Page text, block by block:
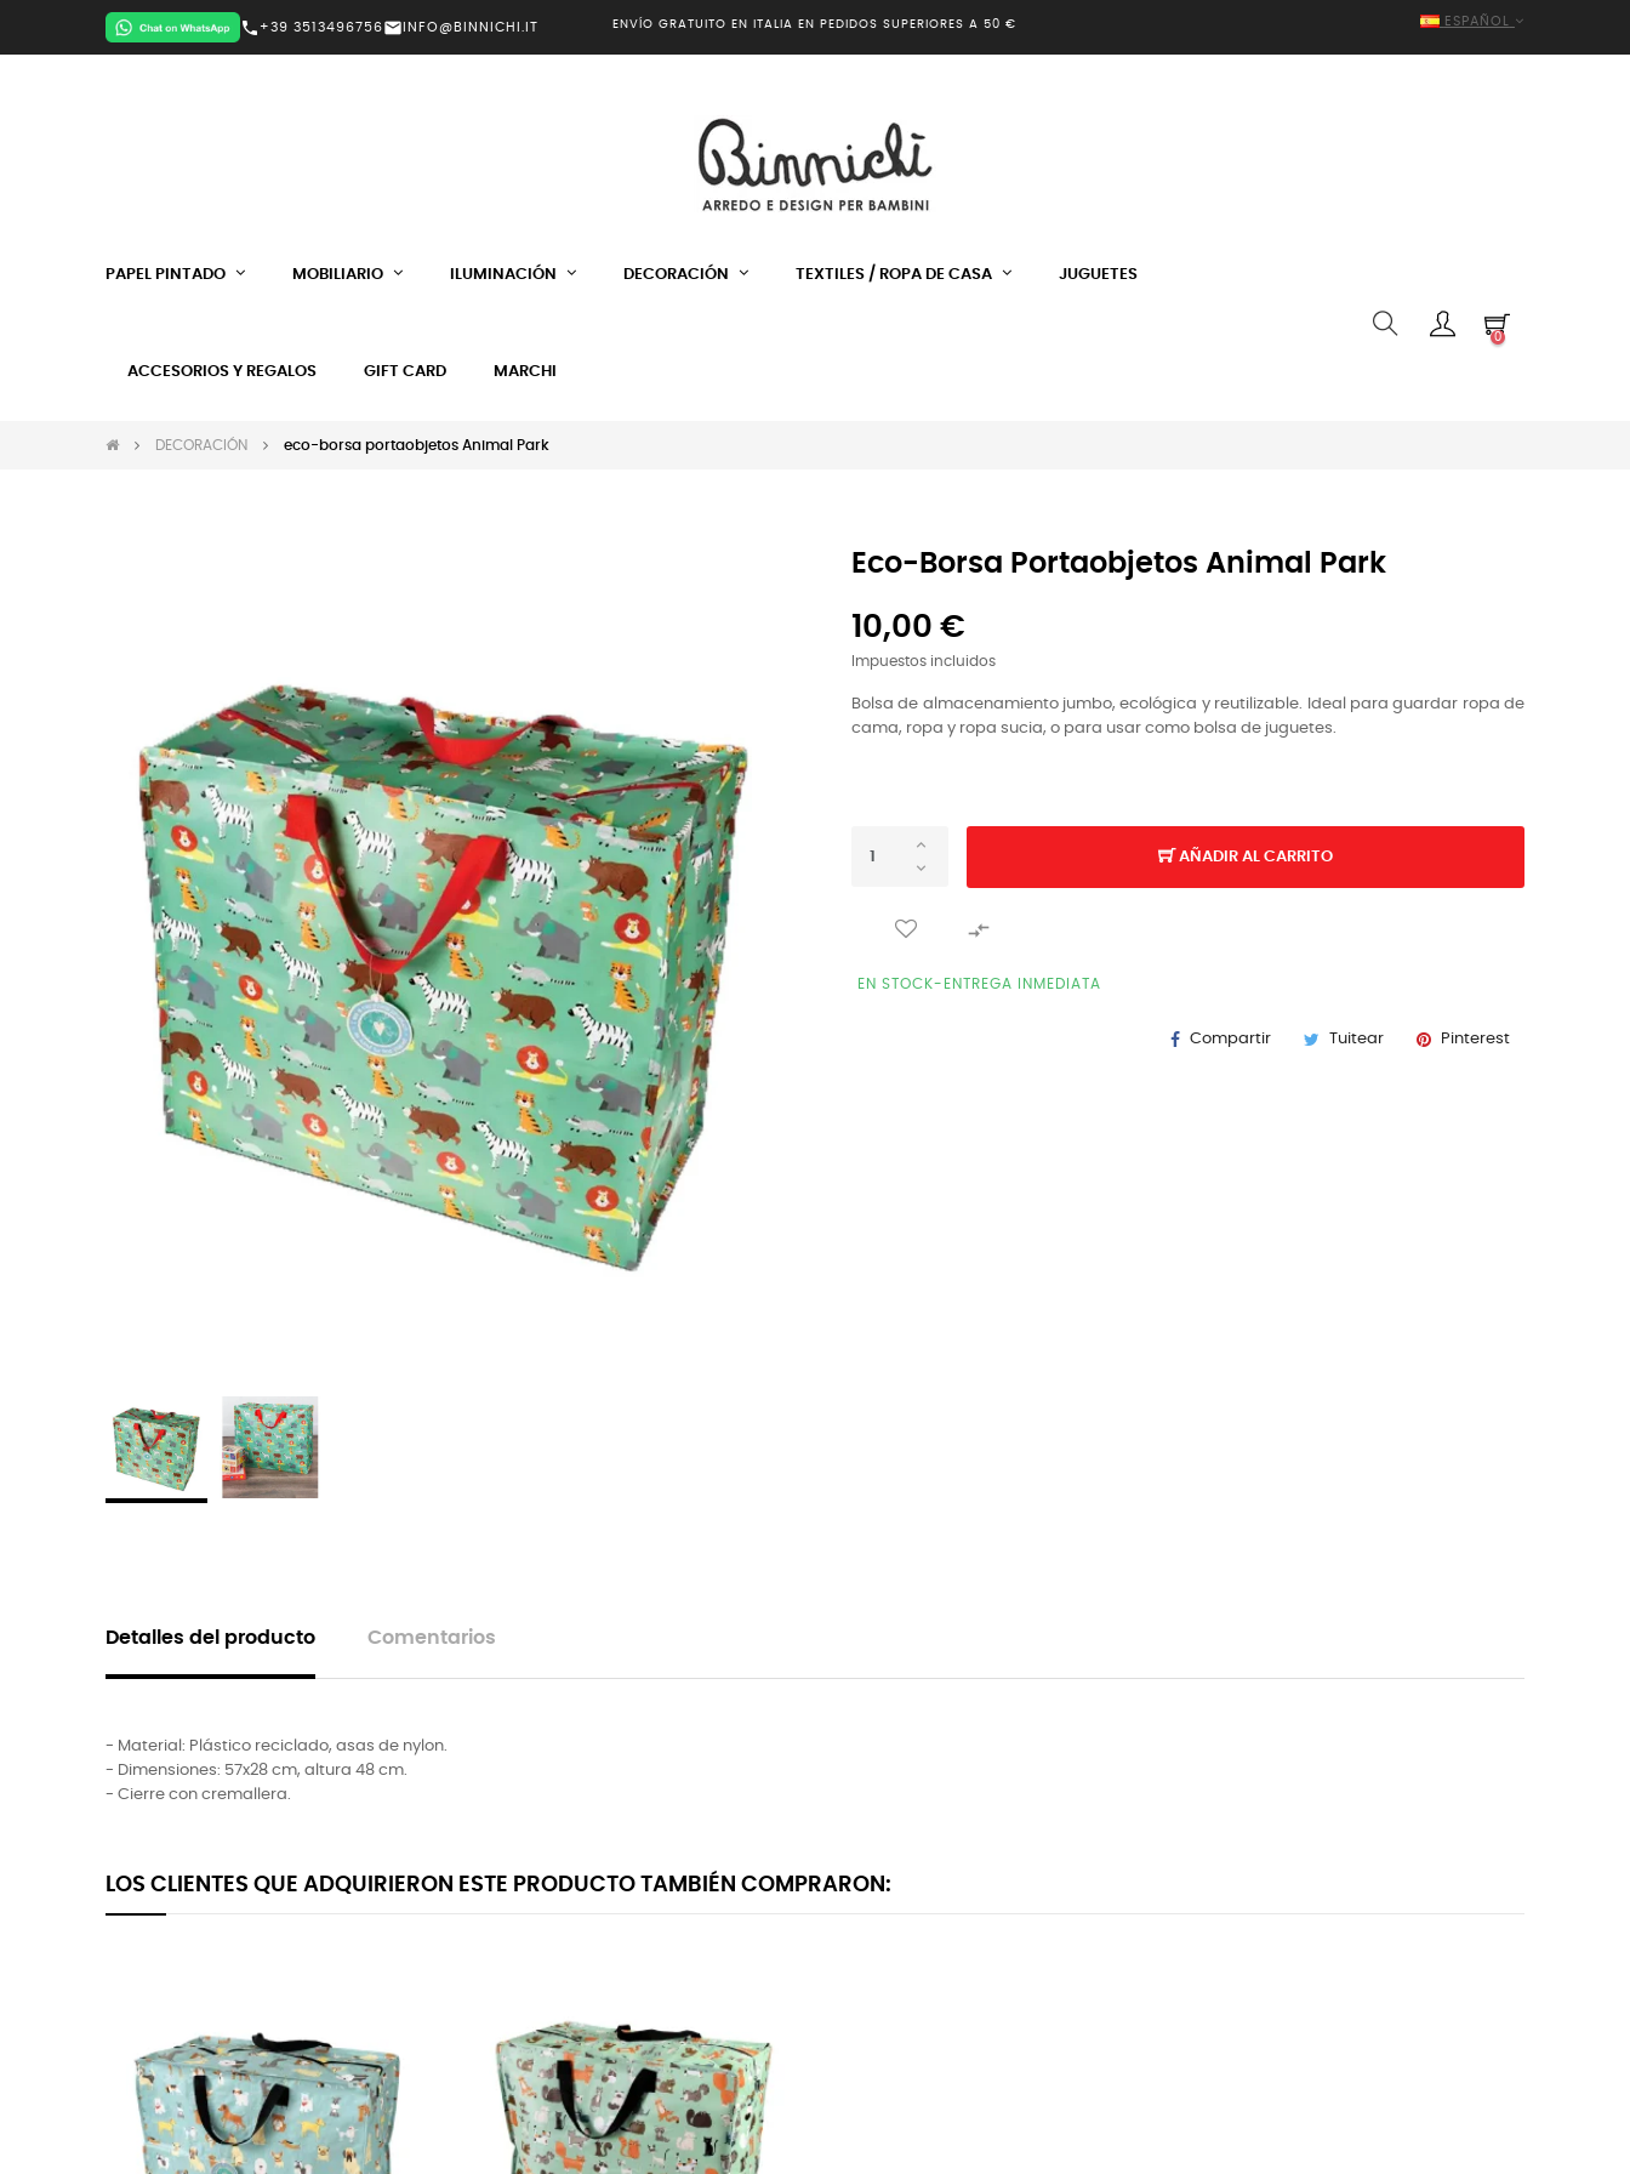
call +39 3513496756mail INFO@BINNICHI.IT ENVÍO GRATUITO EN ITALIA EN PEDIDOS SUPERIORES A 50 € ESPAÑOL
PAPEL PINTADO MOBILIARIO ILUMINACIÓN DECORACIÓN TEXTILES / ROPA DE CASA JUGUETES
ACCESORIOS Y REGALOS GIFT CARD MARCHI
0
DECORACIÓN eco-borsa portaobjetos Animal Park
Eco-Borsa Portaobjetos Animal Park
10,00 €
Impuestos incluidos
Bolsa de almacenamiento jumbo, ecológica y reutilizable. Ideal para guardar ropa de
cama, ropa y ropa sucia, o para usar como bolsa de juguetes.
AÑADIR AL CARRITO

EN STOCK-ENTREGA INMEDIATA
Compartir Tuitear Pinterest
Detalles del producto Comentarios
- Material: Plástico reciclado, asas de nylon.
- Dimensiones: 57x28 cm, altura 48 cm.
- Cierre con cremallera.
LOS CLIENTES QUE ADQUIRIERON ESTE PRODUCTO TAMBIÉN COMPRARON: